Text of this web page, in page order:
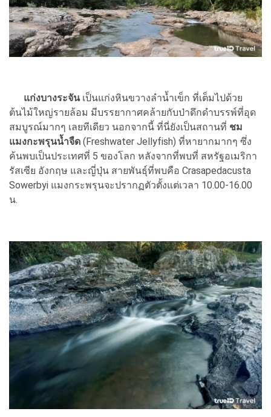
แก่งบางระจันเป็นแก่งหินขวางลำน้ำเข็ก ที่เต็มไปด้วย
ต้นไม้ใหญ่รายล้อม มีบรรยากาศคล้ายกับป่าดึกดำบรรพ์ที่อุด
สมบูรณ์มากๆ เลยทีเดียว นอกจากนี้ ที่นี่ยังเป็นสถานที่ ชม
แมงกะพรุนน้ำจืด (Freshwater Jellyfish) ที่หายากมากๆ ซึ่ง
ค้นพบเป็นประเทศที่ 5 ของโลก หลังจากที่พบที่ สหรัฐอเมริกา
รัสเซีย อังกฤษ และญี่ปุ่น สายพันธุ์ที่พบคือ Crasapedacusta
Sowerbyi แมงกระพรุนจะปรากฏตัวตั้งแต่เวลา 10.00-16.00
น.